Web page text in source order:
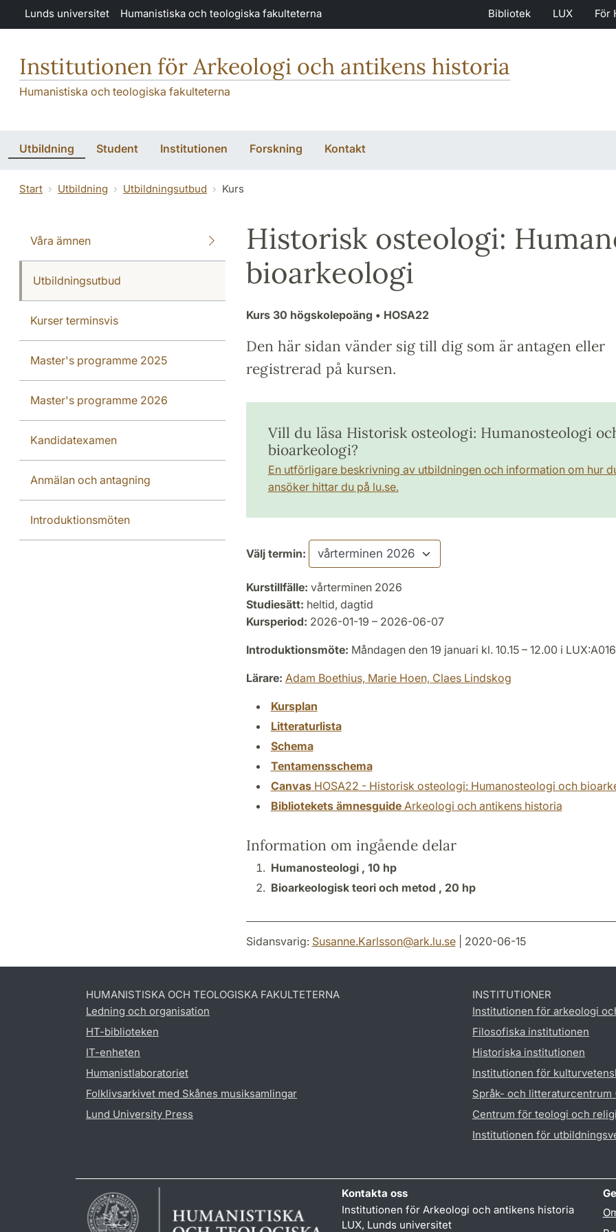
Hoppa till huvudinnehåll
Lunds universitet Humanistiska och teologiska fakulteterna Bibliotek LUX För
Institutionen för Arkeologi och antikens historia
Humanistiska och teologiska fakulteterna
Utbildning Student Institutionen Forskning Kontakt
Start Utbildning Utbildningsutbud Kurs
Våra ämnen
Utbildningsutbud
Kurser terminsvis
Master's programme 2025
Master's programme 2026
Kandidatexamen
Anmälan och antagning
Introduktionsmöten
Historisk osteologi:
bioarkeologi
Kurs 30 högskolepoäng • HOSA22
Den här sidan vänder sig till dig som är antagen eller
registrerad på kursen.
Vill du läsa Historisk osteologi: Humanosteologi
bioarkeologi?
En utförligare beskrivning av utbildningen och information om hur
ansöker hittar du på lu.se.
Välj termin:
Kurstillfälle: vårterminen 2026
Studiesätt: heltid, dagtid
Kursperiod: 2026-01-19 – 2026-06-07
Introduktionsmöte: Måndagen den 19 januari kl. 10.15 – 12.00 i
Lärare: Adam Boethius, Marie Hoen, Claes Lindskog
Kursplan
Litteraturlista
Schema
Tentamensschema
CanvasHOSA22 - Historisk osteologi: Humanosteologi och
Bibliotekets ämnesguideArkeologi och antikens historia
Information om ingående delar
Humanosteologi , 10 hp
Bioarkeologisk teori och metod , 20 hp
Sidansvarig: Susanne.Karlsson@ark.lu.se| 2020-06-15
HUMANISTISKA OCH TEOLOGISKA FAKULTETERNA
Ledning och organisation
HT-biblioteken
IT-enheten
Humanistlaboratoriet
Folklivsarkivet med Skånes musiksamlingar
Lund University Press
INSTITUTIONER
Institutionen för arkeologi
Filosofiska institutionen
Historiska institutionen
Institutionen för
Språk- och litteraturcentrum
Centrum för teologi och
Institutionen för
Kontakta oss
Institutionen för Arkeologi och antikens historia
LUX, Lunds universitet